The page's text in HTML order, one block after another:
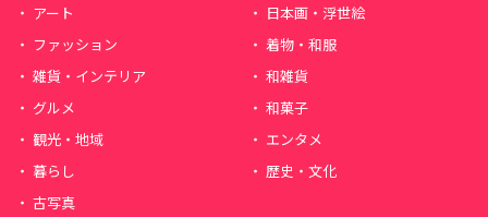
アート
日本画・浮世絵
ファッション
着物・和服
雑貨・インテリア
和雑貨
グルメ
和菓子
観光・地域
エンタメ
暮らし
歴史・文化
古写真